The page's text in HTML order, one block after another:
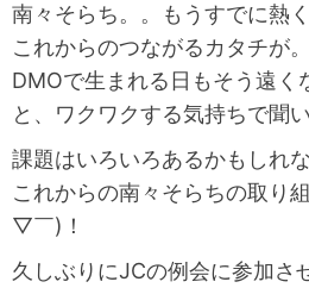
南々そらち。。もうすでに熱
これからのつながるカタチが。
DMOで生まれる日もそう遠く
と、ワクワクする気持ちで聞
課題はいろいろあるかもしれ
これからの南々そらちの取り
▽￣)！
久しぶりにJCの例会に参加さ